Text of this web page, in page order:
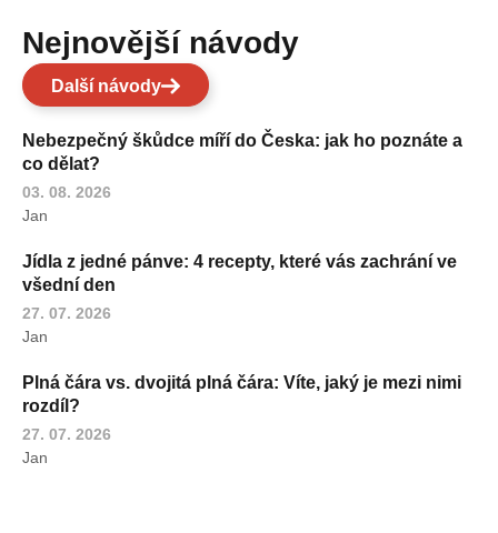
Nejnovější návody
Další návody
Nebezpečný škůdce míří do Česka: jak ho poznáte a
co dělat?
03. 08. 2026
Jan
Jídla z jedné pánve: 4 recepty, které vás zachrání ve
všední den
27. 07. 2026
Jan
Plná čára vs. dvojitá plná čára: Víte, jaký je mezi nimi
rozdíl?
27. 07. 2026
Jan